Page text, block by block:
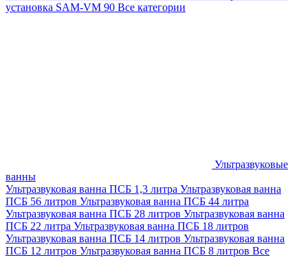
установка SAM-VM 90 Все категории
Ультразвуковые
ванны
Ультразвуковая ванна ПСБ 1,3 литра Ультразвуковая ванна
ПСБ 56 литров Ультразвуковая ванна ПСБ 44 литра
Ультразвуковая ванна ПСБ 28 литров Ультразвуковая ванна
ПСБ 22 литра Ультразвуковая ванна ПСБ 18 литров
Ультразвуковая ванна ПСБ 14 литров Ультразвуковая ванна
ПСБ 12 литров Ультразвуковая ванна ПСБ 8 литров Все